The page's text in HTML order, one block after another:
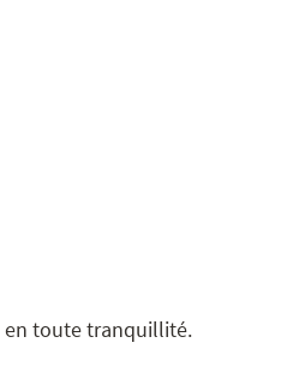
en toute tranquillité.